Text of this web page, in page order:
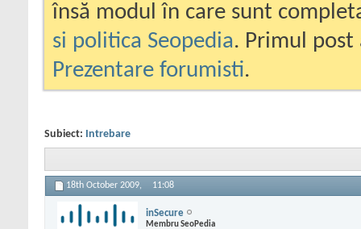
însă modul în care sunt
si politica Seopedia. Primul
Prezentare forumisti.
Subiect: Intrebare
18th October 2009, 11:08
inSecure
Membru SeoPedia